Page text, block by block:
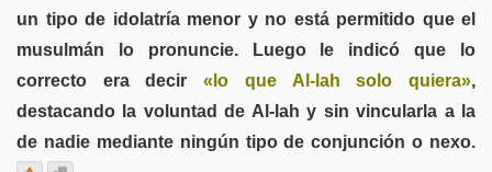
un tipo de idolatría menor y no está permitido que el
musulmán lo pronuncie. Luego le indicó que lo
correcto era decir«lo que Al-lah solo quiera»,
destacando la voluntad de Al-lah y sin vincularla a la
de nadie mediante ningún tipo de conjunción o nexo.